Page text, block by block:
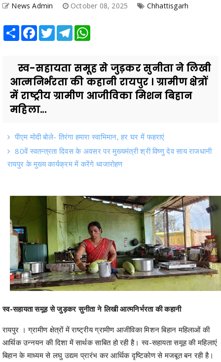
News Admin October 08, 2025 Chhattisgarh
Share Facebook
TwitterTelegram
स्व-सहायता समूह से जुड़कर सुनीता ने लिखी
आत्मनिर्भरता की कहानी रायपुर । ग्रामीण क्षेत्रों
में राष्ट्रीय ग्रामीण आजीविका मिशन बिहान
महिला...
पीएम मोदी बोले- तिरंगा हमारा स्वाभिमान, हर घर में फहराएं
80वें स्वतन्त्रता दिवस के अवसर पर मुख्यमंत्री श्री विष्णु देव साय राजधानी
रायपुर के मुख्य कार्यक्रम में करेंगे ध्वजारोहण
स्व-सहायता समूह से जुड़कर सुनीता ने लिखी आत्मनिर्भरता की कहानी
रायपुर । ग्रामीण क्षेत्रों में राष्ट्रीय ग्रामीण आजीविका मिशन बिहान महिलाओं की
आर्थिक उन्नयन की दिशा में सार्थक साबित हो रही है। स्व-सहायता समूह की महिलाएं
बिहान के माध्यम से लघु उद्यम प्रारंभ कर आर्थिक दृष्टिकोण से मजबूत बन रही है।